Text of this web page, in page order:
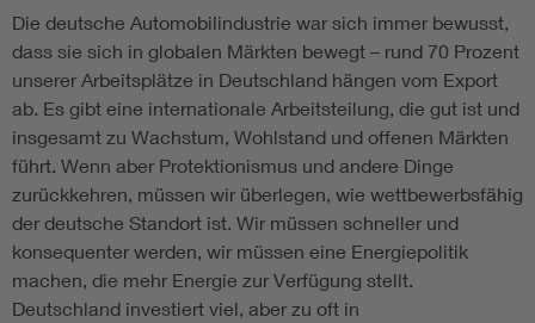
Die deutsche Automobilindustrie war sich immer bewusst,
dass sie sich in globalen Märkten bewegt – rund 70 Prozent
unserer Arbeitsplätze in Deutschland hängen vom Export
ab. Es gibt eine internationale Arbeitsteilung, die gut ist und
insgesamt zu Wachstum, Wohlstand und offenen Märkten
führt. Wenn aber Protektionismus und andere Dinge
zurückkehren, müssen wir überlegen, wie wettbewerbsfähig
der deutsche Standort ist. Wir müssen schneller und
konsequenter werden, wir müssen eine Energiepolitik
machen, die mehr Energie zur Verfügung stellt.
Deutschland investiert viel, aber zu oft in